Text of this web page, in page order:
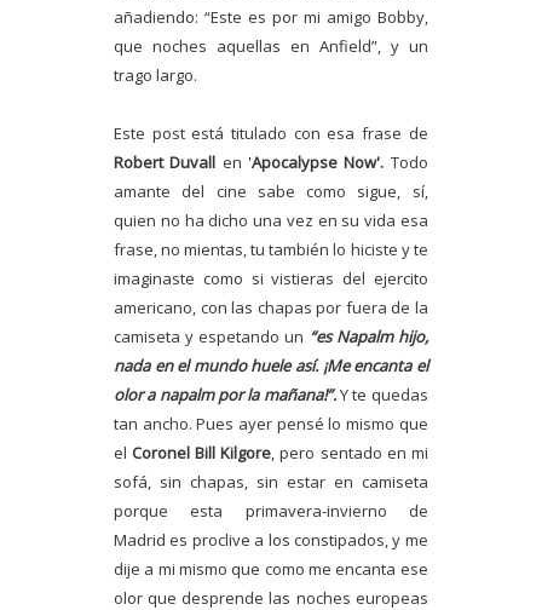
añadiendo: “Este es por mi amigo Bobby,
que noches aquellas en Anfield”, y un
trago largo.
Este post está titulado con esa frase de
Robert Duvall en 'Apocalypse Now'. Todo
amante del cine sabe como sigue, sí,
quien no ha dicho una vez en su vida esa
frase, no mientas, tu también lo hiciste y te
imaginaste como si vistieras del ejercito
americano, con las chapas por fuera de la
camiseta y espetando un “es Napalm hijo,
nada en el mundo huele así. ¡Me encanta el
olor a napalm por la mañana!”.Y te quedas
tan ancho. Pues ayer pensé lo mismo que
el Coronel Bill Kilgore, pero sentado en mi
sofá, sin chapas, sin estar en camiseta
porque esta primavera-invierno de
Madrid es proclive a los constipados, y me
dije a mi mismo que como me encanta ese
olor que desprende las noches europeas